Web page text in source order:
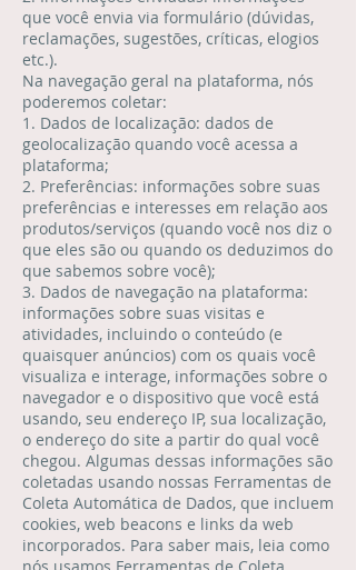
que você envia via formulário (dúvidas,
reclamações, sugestões, críticas, elogios
etc.).
Na navegação geral na plataforma, nós
poderemos coletar:
1. Dados de localização: dados de
geolocalização quando você acessa a
plataforma;
2. Preferências: informações sobre suas
preferências e interesses em relação aos
produtos/serviços (quando você nos diz o
que eles são ou quando os deduzimos do
que sabemos sobre você);
3. Dados de navegação na plataforma:
informações sobre suas visitas e
atividades, incluindo o conteúdo (e
quaisquer anúncios) com os quais você
visualiza e interage, informações sobre o
navegador e o dispositivo que você está
usando, seu endereço IP, sua localização,
o endereço do site a partir do qual você
chegou. Algumas dessas informações são
coletadas usando nossas Ferramentas de
Coleta Automática de Dados, que incluem
cookies, web beacons e links da web
incorporados. Para saber mais, leia como